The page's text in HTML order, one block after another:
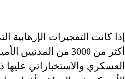
أكثر من 3000 من
العسكري والاستخباراتي